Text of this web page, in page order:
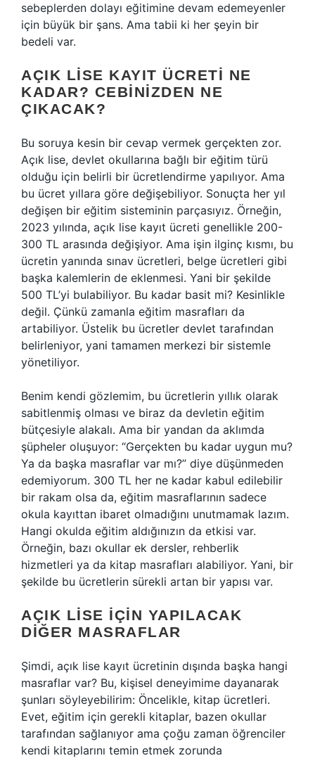
sebeplerden dolayı eğitimine devam edemeyenler
için büyük bir şans. Ama tabii ki her şeyin bir
bedeli var.
AÇIK LISE KAYIT ÜCRETI NE
KADAR? CEBINIZDEN NE
ÇIKACAK?
Bu soruya kesin bir cevap vermek gerçekten zor.
Açık lise, devlet okullarına bağlı bir eğitim türü
olduğu için belirli bir ücretlendirme yapılıyor. Ama
bu ücret yıllara göre değişebiliyor. Sonuçta her yıl
değişen bir eğitim sisteminin parçasıyız. Örneğin,
2023 yılında, açık lise kayıt ücreti genellikle 200-
300 TL arasında değişiyor. Ama işin ilginç kısmı, bu
ücretin yanında sınav ücretleri, belge ücretleri gibi
başka kalemlerin de eklenmesi. Yani bir şekilde
500 TL’yi bulabiliyor. Bu kadar basit mi? Kesinlikle
değil. Çünkü zamanla eğitim masrafları da
artabiliyor. Üstelik bu ücretler devlet tarafından
belirleniyor, yani tamamen merkezi bir sistemle
yönetiliyor.
Benim kendi gözlemim, bu ücretlerin yıllık olarak
sabitlenmiş olması ve biraz da devletin eğitim
bütçesiyle alakalı. Ama bir yandan da aklımda
şüpheler oluşuyor: “Gerçekten bu kadar uygun mu?
Ya da başka masraflar var mı?” diye düşünmeden
edemiyorum. 300 TL her ne kadar kabul edilebilir
bir rakam olsa da, eğitim masraflarının sadece
okula kayıttan ibaret olmadığını unutmamak lazım.
Hangi okulda eğitim aldığınızın da etkisi var.
Örneğin, bazı okullar ek dersler, rehberlik
hizmetleri ya da kitap masrafları alabiliyor. Yani, bir
şekilde bu ücretlerin sürekli artan bir yapısı var.
AÇIK LISE İÇIN YAPILACAK
DIĞER MASRAFLAR
Şimdi, açık lise kayıt ücretinin dışında başka hangi
masraflar var? Bu, kişisel deneyimime dayanarak
şunları söyleyebilirim: Öncelikle, kitap ücretleri.
Evet, eğitim için gerekli kitaplar, bazen okullar
tarafından sağlanıyor ama çoğu zaman öğrenciler
kendi kitaplarını temin etmek zorunda